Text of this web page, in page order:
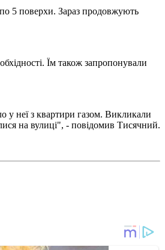
по 5 поверхи. Зараз продовжують
Їм також запропонували
у неї з квартири газом. Викликали
на вулиці", - повідомив Тисячний.